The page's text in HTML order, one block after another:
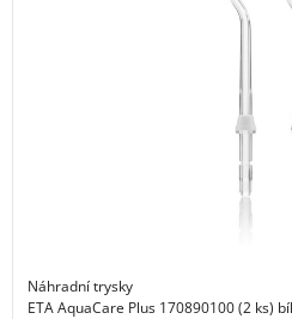
Náhradní trysky
ETA AquaCare Plus 170890100 (2 ks)